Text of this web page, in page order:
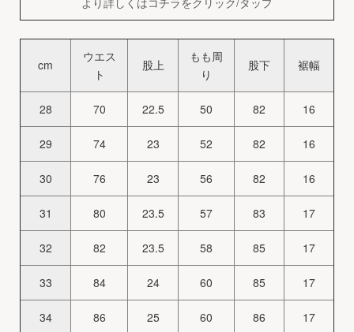
cm
ウエス
ト
股上
もも周
り
股下 裾幅
28 70 22.5 50 82 16
29 74 23 52 82 16
30 76 23 56 82 16
31 80 23.5 57 83 17
32 82 23.5 58 85 17
33 84 24 60 85 17
34 86 25 60 86 17